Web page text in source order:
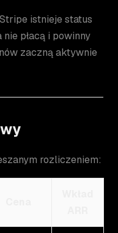
istnieje status
nie płacą i powinny
zaczną aktywnie
rozliczeniem: